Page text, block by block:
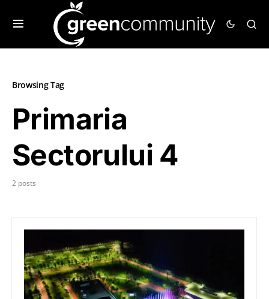
Browsing Tag
Primaria
Sectorului 4
2 posts